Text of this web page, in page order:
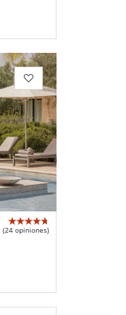
(24 opiniones)